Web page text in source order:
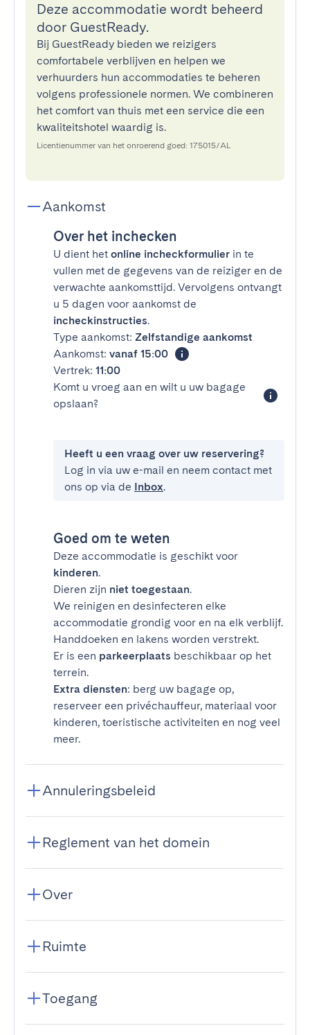
Deze accommodatie wordt beheerd
door GuestReady.
Bij GuestReady bieden we reizigers
comfortabele verblijven en helpen we
verhuurders hun accommodaties te beheren
volgens professionele normen. We combineren
het comfort van thuis met een service die een
kwaliteitshotel waardig is.
Licentienummer van het onroerend goed: 175015/AL
Aankomst
Over het inchecken
U dient het online incheckformulier in te
vullen met de gegevens van de reiziger en de
verwachte aankomsttijd. Vervolgens ontvangt
u 5 dagen voor aankomst de
incheckinstructies.
Type aankomst: Zelfstandige aankomst
Aankomst: vanaf 15:00
Vertrek: 11:00
Komt u vroeg aan en wilt u uw bagage
opslaan?
Heeft u een vraag over uw reservering?
Log in via uw e-mail en neem contact met
ons op via de Inbox.
Goed om te weten
Deze accommodatie is geschikt voor
kinderen.
Dieren zijn niet toegestaan.
We reinigen en desinfecteren elke
accommodatie grondig voor en na elk verblijf.
Handdoeken en lakens worden verstrekt.
Er is een parkeerplaats beschikbaar op het
terrein.
Extra diensten: berg uw bagage op,
reserveer een privéchauffeur, materiaal voor
kinderen, toeristische activiteiten en nog veel
meer.
Annuleringsbeleid
Reglement van het domein
Over
Ruimte
Toegang